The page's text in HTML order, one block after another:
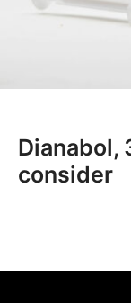
Dianabol,
consider